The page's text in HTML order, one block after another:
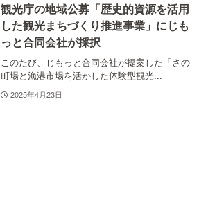
観光庁の地域公募「歴史的資源を活用
した観光まちづくり推進事業」にじも
っと合同会社が採択
このたび、じもっと合同会社が提案した「さの
町場と漁港市場を活かした体験型観光...
2025年4月23日